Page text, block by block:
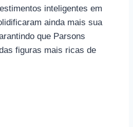
inteligentes em
ainda mais sua
que Parsons
figuras mais ricas de